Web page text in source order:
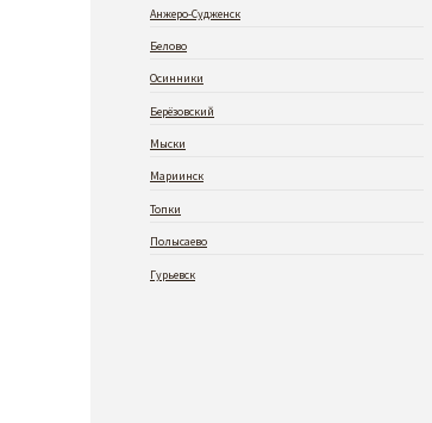
Анжеро-Судженск
Белово
Осинники
Берёзовский
Мыски
Мариинск
Топки
Полысаево
Гурьевск